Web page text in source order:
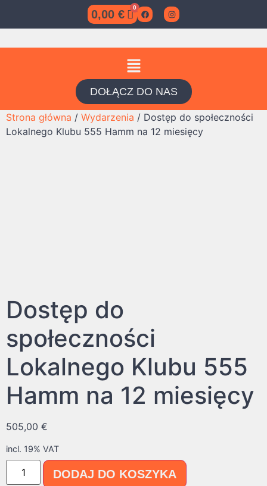
0,00 €
DOŁĄCZ DO NAS
Strona główna / Wydarzenia / Dostęp do społeczności
Lokalnego Klubu 555 Hamm na 12 miesięcy
Dostęp do
społeczności
Lokalnego Klubu 555
Hamm na 12 miesięcy
505,00 €
incl. 19% VAT
DODAJ DO KOSZYKA